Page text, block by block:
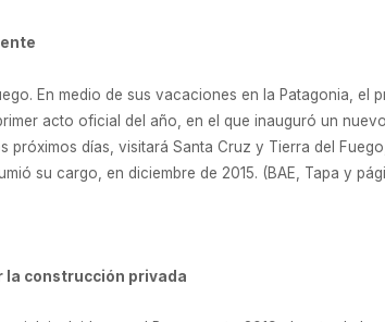
En medio de sus vacaciones en la Patagonia, el
acto oficial del año, en el que inauguró un
días, visitará Santa Cruz y Tierra del
su cargo, en diciembre de 2015. (BAE, Tapa y
la construcción privada